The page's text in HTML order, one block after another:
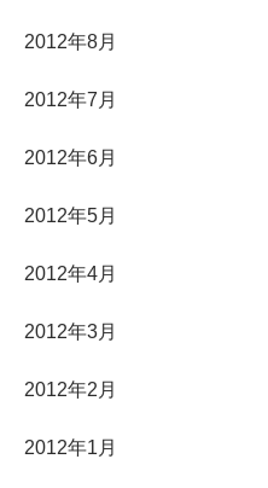
2012年8月
2012年7月
2012年6月
2012年5月
2012年4月
2012年3月
2012年2月
2012年1月